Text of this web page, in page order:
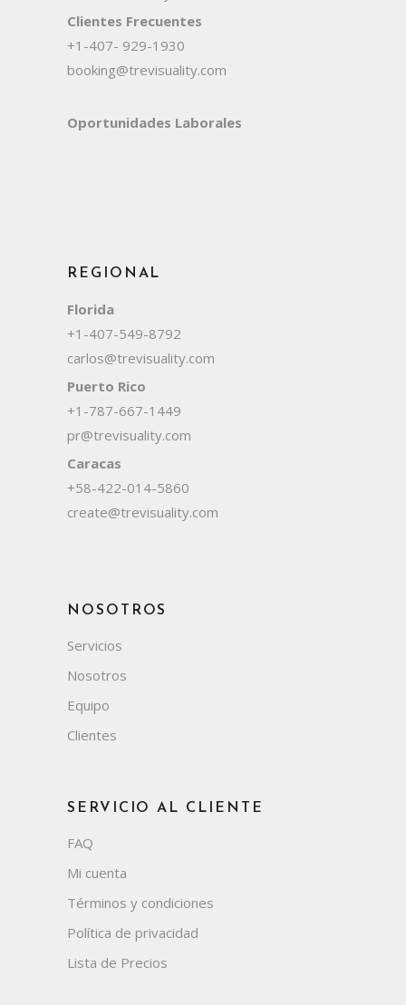
Clientes Frecuentes
+1-407- 929-1930
booking@trevisuality.com
Oportunidades Laborales
REGIONAL
Florida
+1-407-549-8792
carlos@trevisuality.com
Puerto Rico
+1-787-667-1449
pr@trevisuality.com
Caracas
+58-422-014-5860
create@trevisuality.com
NOSOTROS
Servicios
Nosotros
Equipo
Clientes
SERVICIO AL CLIENTE
FAQ
Mi cuenta
Términos y condiciones
Política de privacidad
Lista de Precios